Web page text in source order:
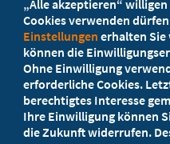
Ansprechpartner
Werden Sie jetzt
5 Vorteile
„Alle akzeptieren“
Cookies verwenden
Einstellungen erhalten
können die
Ohne Einwilligung
erforderliche Cookies.
berechtigtes Interesse
Ihre Einwilligung können
die Zukunft widerrufen.